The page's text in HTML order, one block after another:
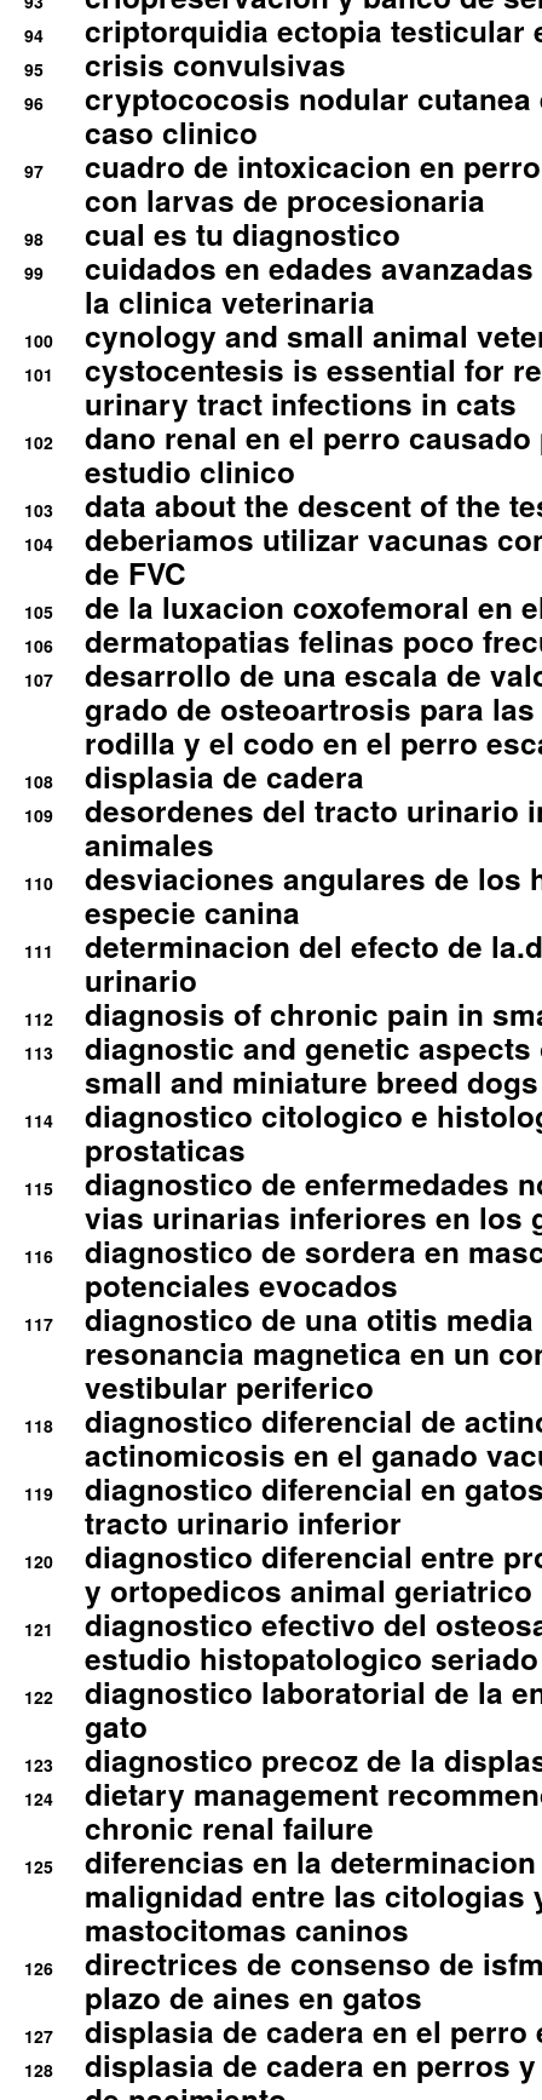
94 criptorquidia ectopia testicular
95 crisis convulsivas
96
cryptococosis nodular cutanea
caso clinico
97
cuadro de intoxicacion en
con larvas de procesionaria
98 cual es tu diagnostico
99
cuidados en edades
la clinica veterinaria
100 cynology and small animal
101
cystocentesis is essential for
urinary tract infections in cats
102
dano renal en el perro
estudio clinico
103 data about the descent of the
104
deberiamos utilizar vacunas
de FVC
105 de la luxacion coxofemoral en
106 dermatopatias felinas poco
107
desarrollo de una escala de
grado de osteoartrosis para
rodilla y el codo en el perro
108 displasia de cadera
109
desordenes del tracto urinario
animales
110
desviaciones angulares de los
especie canina
111
determinacion del efecto de
urinario
112 diagnosis of chronic pain in
113
diagnostic and genetic
small and miniature breed
114
diagnostico citologico e
prostaticas
115
diagnostico de enfermedades
vias urinarias inferiores en los
116
diagnostico de sordera en
potenciales evocados
117
diagnostico de una otitis
resonancia magnetica en un
vestibular periferico
118
diagnostico diferencial de
actinomicosis en el ganado
119
diagnostico diferencial en
tracto urinario inferior
120
diagnostico diferencial entre
y ortopedicos animal geriatrico
121
diagnostico efectivo del
estudio histopatologico seriado
122
diagnostico laboratorial de la
gato
123 diagnostico precoz de la
124
dietary management
chronic renal failure
125
diferencias en la
malignidad entre las citologias
mastocitomas caninos
126
directrices de consenso de
plazo de aines en gatos
127 displasia de cadera en el perro
128
displasia de cadera en perros